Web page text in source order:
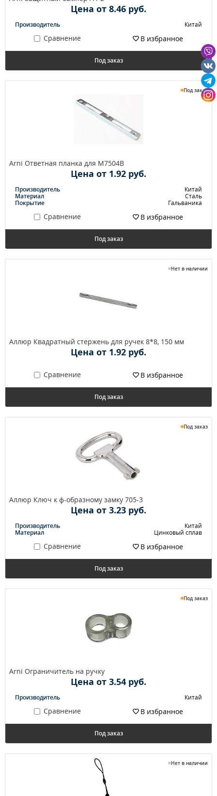
Цена от 8.46 руб.
Производитель Китай
Сравнение В избранное
Под заказ
Под заказ
Arni Ответная планка для М7504В
Цена от 1.92 руб.
Производитель
Китай
Материал
Сталь
Покрытие
Гальваника
Сравнение В избранное
Под заказ
Нет в наличии
Аллюр Квадратный стержень для ручек 8*8, 150 мм
Цена от 1.92 руб.
Сравнение В избранное
Под заказ
Под заказ
Аллюр Ключ к ф-образному замку 705-3
Цена от 3.23 руб.
Производитель
Китай
Материал
Цинковый сплав
Сравнение В избранное
Под заказ
Под заказ
Arni Ограничитель на ручку
Цена от 3.54 руб.
Производитель Китай
Сравнение В избранное
Под заказ
Нет в наличии